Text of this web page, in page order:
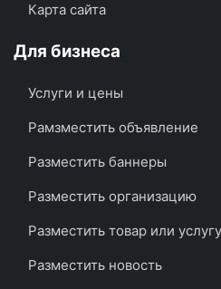
Карта сайта
Для бизнеса
Услуги и цены
Рамзместить объявление
Разместить баннеры
Разместить организацию
Разместить товар или услугу
Разместить новость